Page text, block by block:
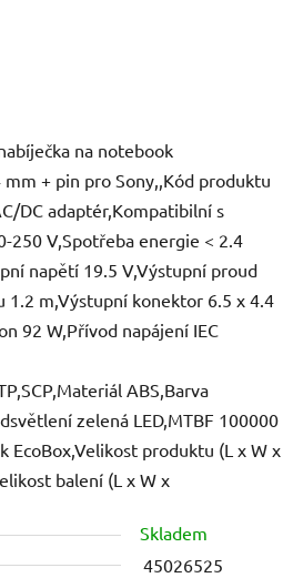
na notebook
+ pin pro Sony,,Kód produktu
DC adaptér,Kompatibilní s
250 V,Spotřeba energie < 2.4
napětí 19.5 V,Výstupní proud
1.2 m,Výstupní konektor 6.5 x 4.4
92 W,Přívod napájení IEC
ABS,Barva
zelená LED,MTBF 100000
EcoBox,Velikost produktu (L x W x
balení (L x W x
Skladem
45026525